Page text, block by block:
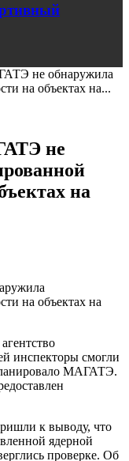
не обнаружила
на объектах на...
не
на
инспекторы смогли
МАГАТЭ.
к выводу, что
ядерной
проверке. Об